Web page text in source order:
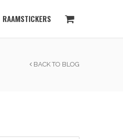
RAAMSTICKERS
BACK TO BLOG